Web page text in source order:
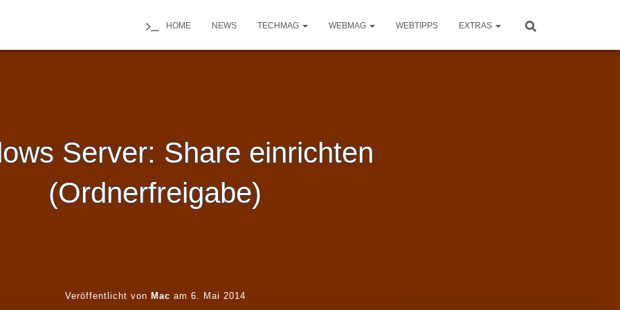
HOME NEWS TECHMAG WEBMAG WEBTIPPS EXTRAS
Server: Share einrichten
(Ordnerfreigabe)
Veröffentlicht von Mac am 6. Mai 2014